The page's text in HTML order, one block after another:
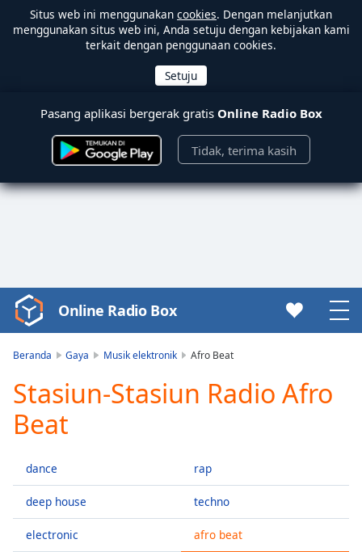
Situs web ini menggunakan cookies. Dengan melanjutkan
menggunakan situs web ini, Anda setuju dengan kebijakan kami
terkait dengan penggunaan cookies.
Pasang aplikasi bergerak gratis Online Radio Box
Tidak, terima kasih
Video
Player
Play
Video
Play
Skip
Mute
Current
Time0:00
Online Radio Box
Beranda Gaya Musik elektronik Afro Beat
Stasiun-Stasiun Radio Afro
Beat
dance
deep house
electronic
rap
techno
afro beat